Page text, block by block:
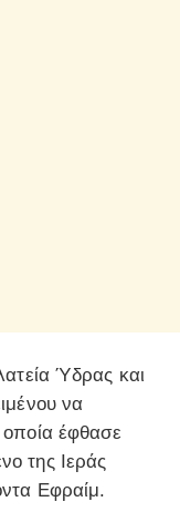
Ύδρας και
να
έφθασε
της Ιεράς
Εφραίμ.